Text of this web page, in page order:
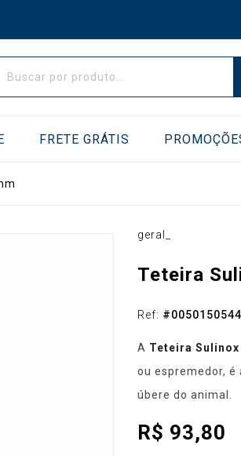
FRETE GRÁTIS
DE VÁCUO
geral_
Teteira
Ref: #0050150544
A Teteira Sulinox
ou espremedor,
úbere do animal.
R$ 93,80